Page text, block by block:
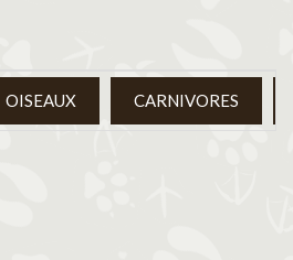
OISEAUX CARNIVORES